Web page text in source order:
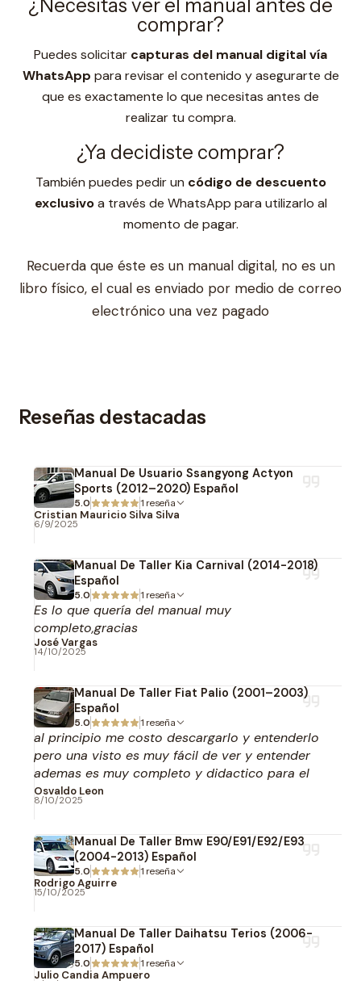
¿Necesitas ver el manual antes de
comprar?
Puedes solicitar capturas del manual digital vía
WhatsApp para revisar el contenido y asegurarte de
que es exactamente lo que necesitas antes de
realizar tu compra.
¿Ya decidiste comprar?
También puedes pedir un código de descuento
exclusivoa través de WhatsApp para utilizarlo al
momento de pagar.
Recuerda que éste es un manual digital, no es un
libro físico, el cual es enviado por medio de correo
electrónico una vez pagado
Reseñas destacadas
Manual De Usuario Ssangyong Actyon
Sports (2012–2020) Español
5.0 1 reseña
Cristian Mauricio Silva Silva
6/9/2025
Manual De Taller Kia Carnival (2014-2018)
Español
5.0 1 reseña
Es lo que quería del manual muy
completo,gracias
José Vargas
14/10/2025
Manual De Taller Fiat Palio (2001–2003)
Español
5.0 1 reseña
al principio me costo descargarlo y entenderlo
pero una visto es muy fácil de ver y entender
ademas es muy completo y didactico para el
usuario 100% recomendable. La asistencia de
multimanuales muy atenta a mis consultas
Osvaldo Leon
8/10/2025
Manual De Taller Bmw E90/E91/E92/E93
(2004-2013) Español
5.0 1 reseña
Rodrigo Aguirre
15/10/2025
Manual De Taller Daihatsu Terios (2006-
2017) Español
5.0 1 reseña
Julio Candia Ampuero